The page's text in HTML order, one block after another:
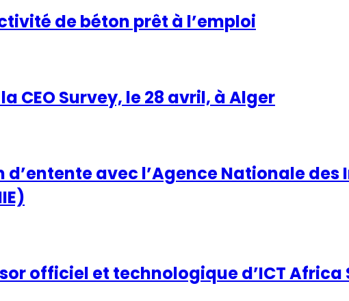
de béton prêt à l’emploi
CEO Survey, le 28 avril, à Alger
d’entente avec l’Agence Nationale
officiel et technologique d’ICT Africa